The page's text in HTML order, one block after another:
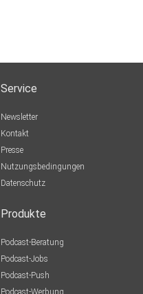
Service
Newsletter
Kontakt
Presse
Nutzungsbedingungen
Datenschutz
Produkte
Podcast-Beratung
Podcast-Jobs
Podcast-Push
Podcast-Werbung